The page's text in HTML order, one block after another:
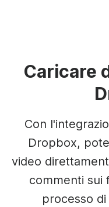
Caricare
Con
Dropbox,
video
commenti sui
processo